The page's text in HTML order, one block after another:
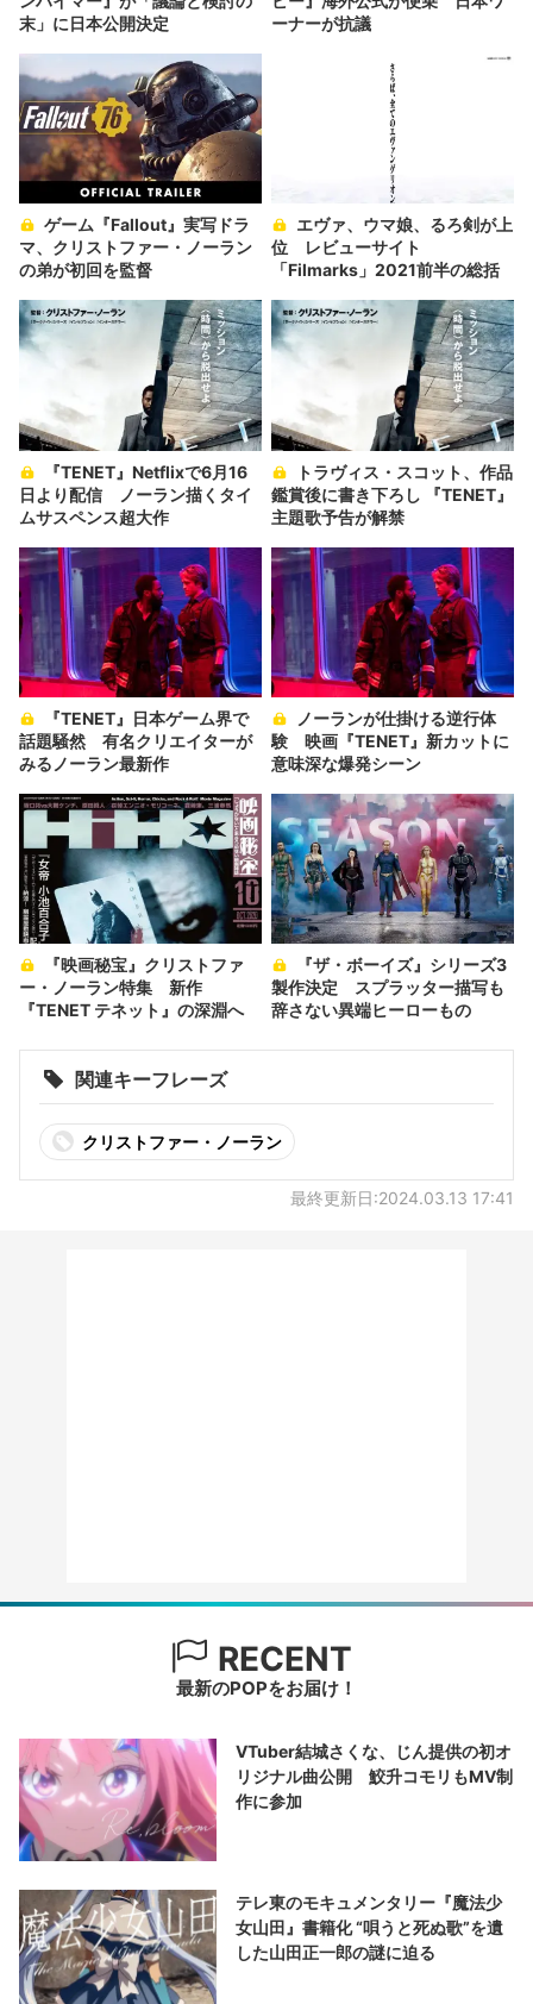
末」に日本公開決定
ーナーが抗議
マ、クリストファー・ノーラン
の弟が初回を監督
位 レビューサイト
「Filmarks」2021前半の総括
日より配信 ノーラン描くタイ
ムサスペンス超大作
鑑賞後に書き下ろし 『TENET』
主題歌予告が解禁
話題騒然 有名クリエイターが
みるノーラン最新作
験 映画『TENET』新カットに
意味深な爆発シーン
ー・ノーラン特集 新作
『TENET テネット』の深淵へ
製作決定 スプラッター描写も
辞さない異端ヒーローもの
関連キーフレーズ
クリストファー・ノーラン
最終更新日:2024.03.13 17:41
RECENT
最新のPOPをお届け！
VTuber結城さくな、じん提供の初オ
リジナル曲公開 鮫升コモリもMV制
作に参加
テレ東のモキュメンタリー『魔法少
女山田』書籍化 “唄うと死ぬ歌”を遺
した山田正一郎の謎に迫る